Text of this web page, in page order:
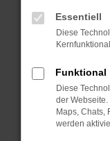
Essentiell
Diese
Funktional
Diese
der
Maps, Chats,
werden